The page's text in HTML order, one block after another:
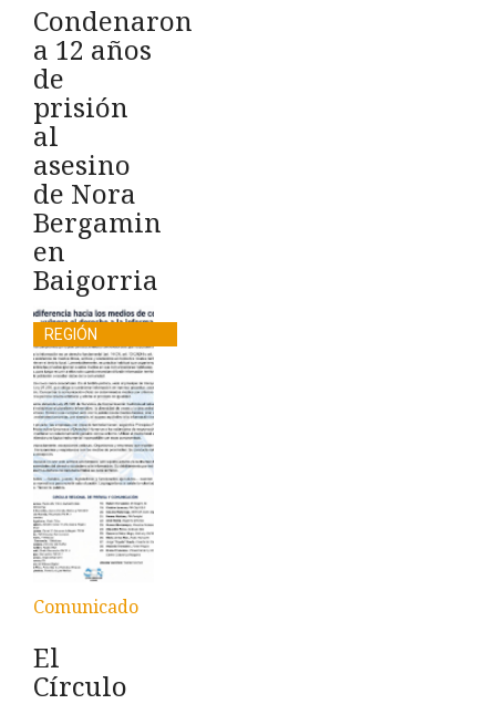
Condenaron
a 12 años
de
prisión
al
asesino
de Nora
Bergamin
en
Baigorria
Comunicado
El
Círculo
REGIÓN